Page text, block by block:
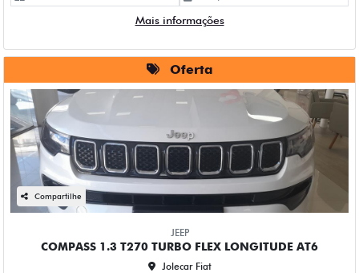
Mais informações
Oferta
Compartilhe
JEEP
COMPASS 1.3 T270 TURBO FLEX LONGITUDE AT6
Jolecar Fiat